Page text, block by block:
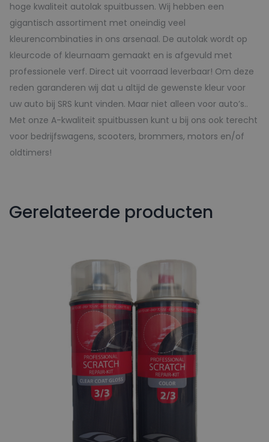
hoge kwaliteit autolak spuitbussen. Wij hebben een
gigantisch assortiment met oneindig veel
kleurencombinaties in ons arsenaal. De autolak wordt op
kleurcode of kleurnaam gemaakt en is afgevuld met
professionele verf. Direct uit voorraad leverbaar! Om deze
reden garanderen wij dat u altijd de gewenste kleur voor
uw auto bij SRS kunt vinden. Maar niet alleen voor auto’s..
Met onze A-kwaliteit spuitbussen kunt u bij ons ook terecht
voor bedrijfswagens, scooters, brommers, motors en/of
oldtimers!
Gerelateerde producten